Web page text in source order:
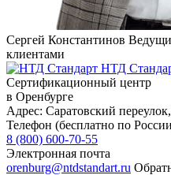
Сергей Константинов
клиентами
НТД
Сертификационный центр
в Оренбурге
Адрес: Саратовский
Телефон (бесплатно по
8 (800) 600-70-55
Электронная почта
orenburg@ntdstandart.ru